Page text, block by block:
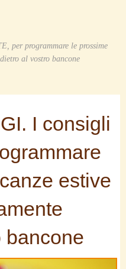
per programmare le prossime
al vostro bancone
I consigli
estive
bancone